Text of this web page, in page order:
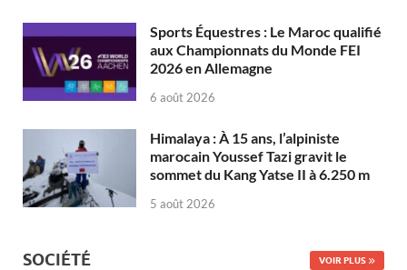
Sports Équestres : Le Maroc qualifié
aux Championnats du Monde FEI
2026 en Allemagne
6 août 2026
Himalaya : À 15 ans, l’alpiniste
marocain Youssef Tazi gravit le
sommet du Kang Yatse II à 6.250 m
5 août 2026
SOCIÉTÉ VOIR PLUS